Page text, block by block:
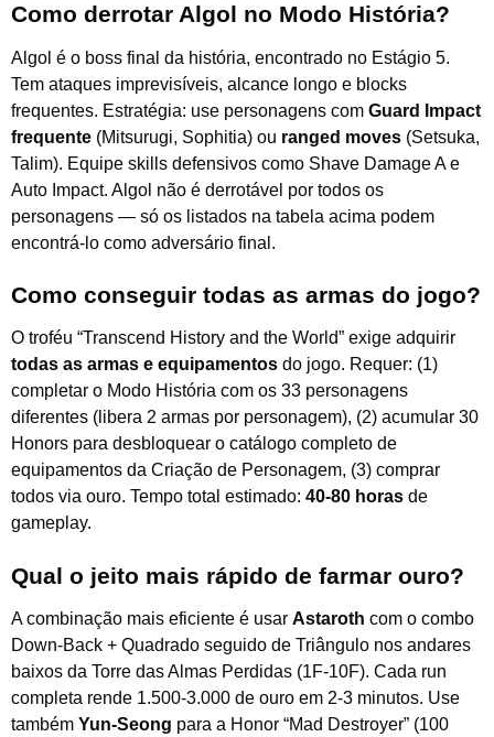
Como derrotar Algol no Modo História?
Algol é o boss final da história, encontrado no Estágio 5.
Tem ataques imprevisíveis, alcance longo e blocks
frequentes. Estratégia: use personagens com Guard Impact
frequente (Mitsurugi, Sophitia) ou ranged moves (Setsuka,
Talim). Equipe skills defensivos como Shave Damage A e
Auto Impact. Algol não é derrotável por todos os
personagens — só os listados na tabela acima podem
encontrá-lo como adversário final.
Como conseguir todas as armas do jogo?
O troféu “Transcend History and the World” exige adquirir
todas as armas e equipamentos do jogo. Requer: (1)
completar o Modo História com os 33 personagens
diferentes (libera 2 armas por personagem), (2) acumular 30
Honors para desbloquear o catálogo completo de
equipamentos da Criação de Personagem, (3) comprar
todos via ouro. Tempo total estimado: 40-80 horas de
gameplay.
Qual o jeito mais rápido de farmar ouro?
A combinação mais eficiente é usar Astaroth com o combo
Down-Back + Quadrado seguido de Triângulo nos andares
baixos da Torre das Almas Perdidas (1F-10F). Cada run
completa rende 1.500-3.000 de ouro em 2-3 minutos. Use
também Yun-Seong para a Honor “Mad Destroyer” (100